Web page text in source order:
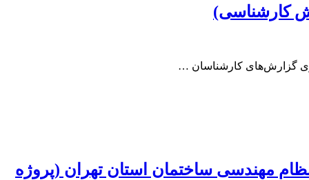
سازمان نظام مهندسی ساختمان استان تهران (پروژه